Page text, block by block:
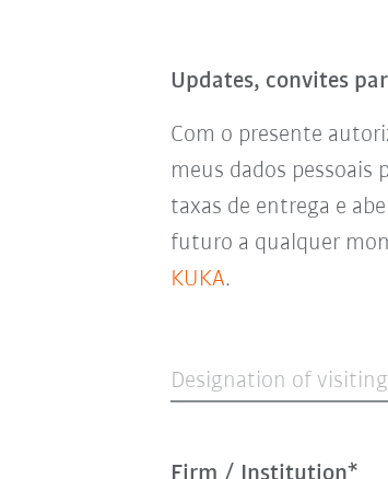
Updates, convites
Com o presente
meus dados pessoais
taxas de entrega e
futuro a qualquer
KUKA.
Designation of